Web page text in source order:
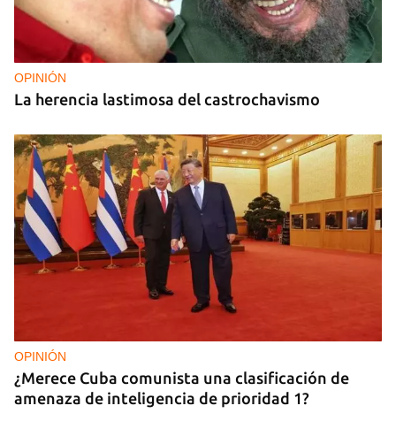
OPINIÓN
La herencia lastimosa del castrochavismo
OPINIÓN
¿Merece Cuba comunista una clasificación de
amenaza de inteligencia de prioridad 1?